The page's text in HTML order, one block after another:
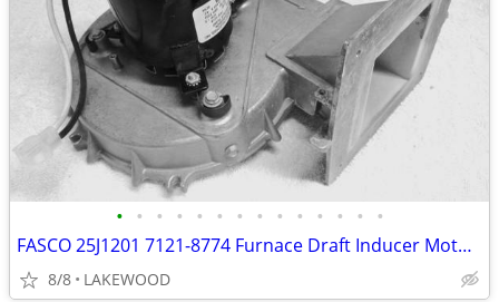
• • • • • • • • • • • • • •
FASCO 25J1201 7121-8774 Furnace Draft Inducer Motor 115V 3200 RPM
8/8 LAKEWOOD